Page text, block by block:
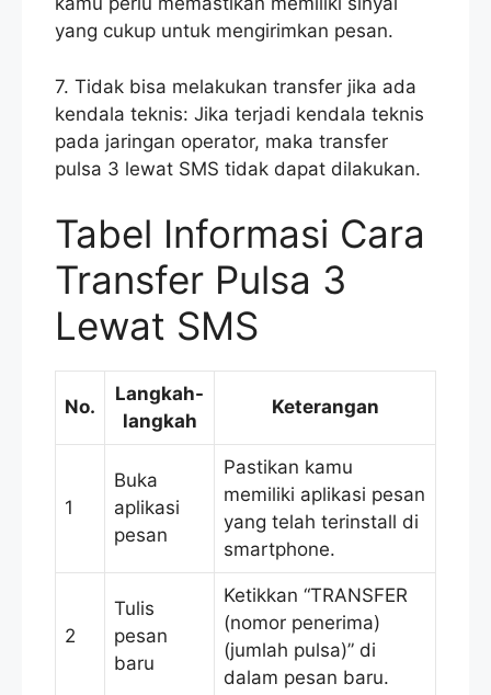
yang cukup untuk mengirimkan pesan.
7. Tidak bisa melakukan transfer jika ada
kendala teknis: Jika terjadi kendala teknis
pada jaringan operator, maka transfer
pulsa 3 lewat SMS tidak dapat dilakukan.
Tabel Informasi Cara
Transfer Pulsa 3
Lewat SMS
No.
Langkah-
langkah
Keterangan
1
Buka
aplikasi
pesan
Pastikan kamu
memiliki aplikasi pesan
yang telah terinstall di
smartphone.
2
Tulis
pesan
baru
Ketikkan “TRANSFER
(nomor penerima)
(jumlah pulsa)” di
dalam pesan baru.